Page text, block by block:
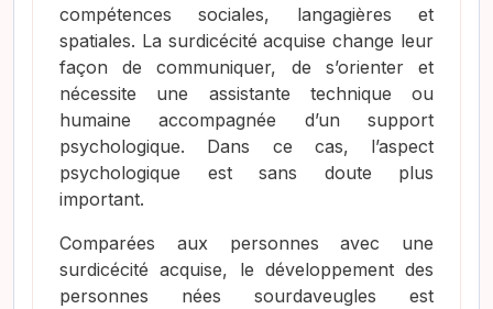
compétences sociales, langagières et
spatiales. La surdicécité acquise change leur
façon de communiquer, de s’orienter et
nécessite une assistante technique ou
humaine accompagnée d’un support
psychologique. Dans ce cas, l’aspect
psychologique est sans doute plus
important.
Comparées aux personnes avec une
surdicécité acquise, le développement des
personnes nées sourdaveugles est